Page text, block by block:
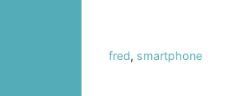
fred, smartphone